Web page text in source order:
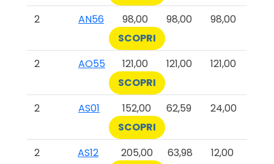
2
AN56 98,00 98,00
98,00
SCOPRI
2
AO55 121,00 121,00
121,00
SCOPRI
2
AS01 152,00 62,59
24,00
SCOPRI
2
AS12 205,00 63,98
12,00